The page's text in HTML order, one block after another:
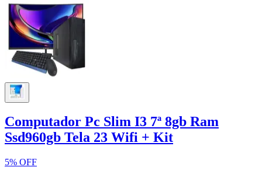
Computador Pc Slim I3 7ª 8gb Ram
Ssd960gb Tela 23 Wifi + Kit
5% OFF